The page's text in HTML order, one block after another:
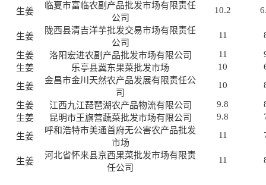
生姜
临夏市富临农副产品批发市场有限责任
公司
10.2
生姜
陇西县清吉洋芋批发交易市场有限责任
公司
11
生姜 洛阳宏进农副产品批发市场有限公司 11
生姜
乐亭县冀东果菜批发市场 10
生姜
金昌市金川天然农产品发展有限责任公
司
10
生姜 江西九江琵琶湖农产品物流有限公司 9.8
生姜
昆明市王旗营蔬菜批发市场有限公司 9.8
生姜
呼和浩特市美通首府无公害农产品批发
市场
11
生姜
河北省怀来县京西果菜批发市场有限责
任公司
11